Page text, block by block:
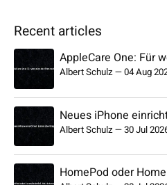
Recent articles
AppleCare One: Für
Albert Schulz—04 Aug
Neues iPhone
Albert Schulz—30 Jul
HomePod oder